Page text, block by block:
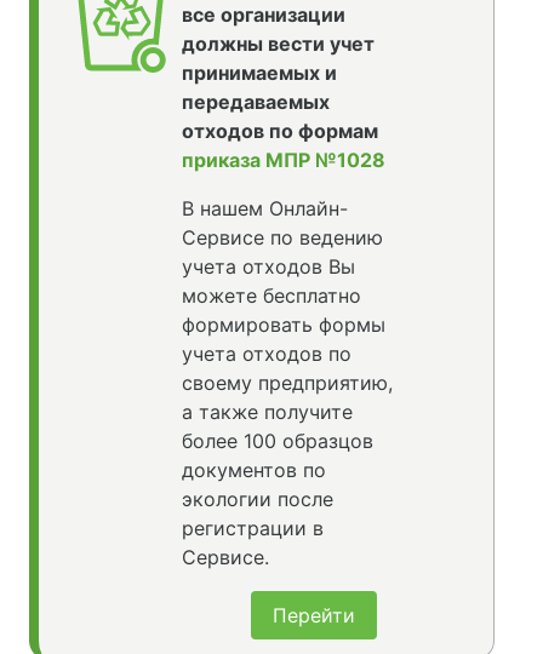
все организации
должны вести учет
принимаемых и
передаваемых
отходов по формам
приказа МПР №1028
В нашем Онлайн-
Сервисе по ведению
учета отходов Вы
можете бесплатно
формировать формы
учета отходов по
своему предприятию,
а также получите
более 100 образцов
документов по
экологии после
регистрации в
Сервисе.
Перейти